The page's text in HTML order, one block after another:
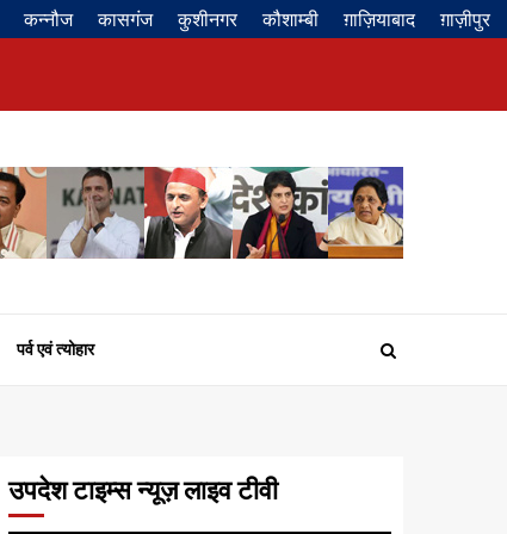
कन्नौज कासगंज कुशीनगर कौशाम्बी ग़ाज़ियाबाद ग़ाज़ीपुर
पर्व एवं त्योहार
उपदेश टाइम्स न्यूज़ लाइव टीवी